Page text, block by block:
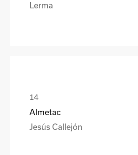
Lerma
Almetac
Jesús Callejón